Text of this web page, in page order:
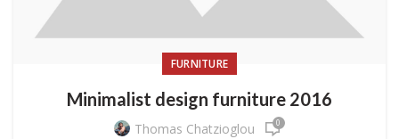
FURNITURE
Minimalist design furniture 2016
Thomas Chatzioglou 0